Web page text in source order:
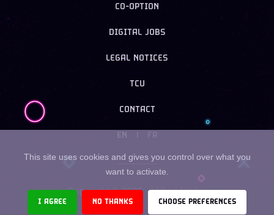
CO-OPTION
DIGITAL JOBS
LEGAL NOTICES
TCU
CONTACT
EN
Copyright ©2026 - Urban Linker
This site uses cookies and gives you control over what you
want to activate.
I AGREE NO THANKS CHOOSE PREFERENCES